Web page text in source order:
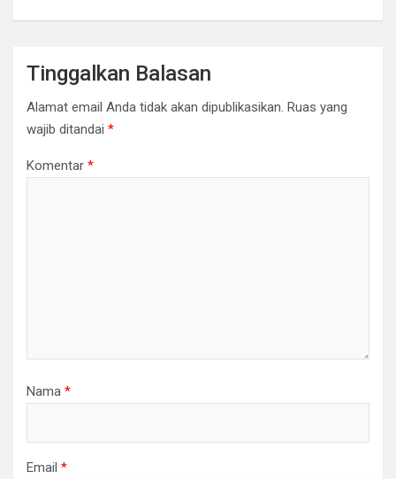
Tinggalkan Balasan
Alamat email Anda tidak akan dipublikasikan. Ruas yang
wajib ditandai *
Komentar *
Nama *
Email *